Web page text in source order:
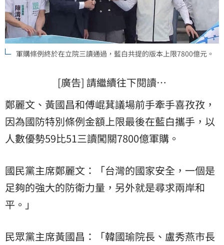
軍購條例終於在立院三讀通過，藍白共提的版本上限7800億元。
[廣告] 請繼續往下閱讀…
鄭麗文、黃國昌和傅崐萁議場前手牽手喜孜孜，
因為國防特別條例金額上限最後在藍白攜手，以
人數優勢59比51三讀闖關7800億軍購。
國民黨主席鄭麗文：「台灣的國家安全，一個是
足夠的強大的防衛力量，另外就是尋求兩岸和
平。」
民眾黨主席黃國昌：「韓國瑜院長、盧秀燕市長